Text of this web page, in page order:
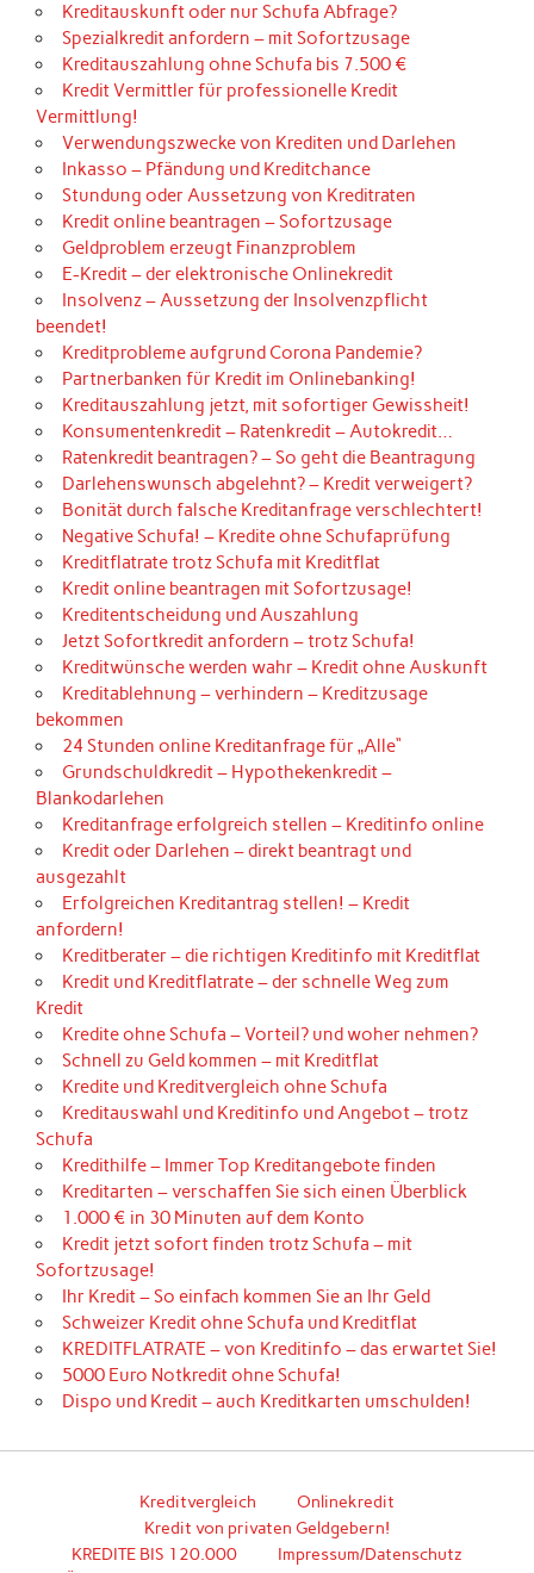
Kreditauskunft oder nur Schufa Abfrage?
Spezialkredit anfordern – mit Sofortzusage
Kreditauszahlung ohne Schufa bis 7.500 €
Kredit Vermittler für professionelle Kredit
Vermittlung!
Verwendungszwecke von Krediten und Darlehen
Inkasso – Pfändung und Kreditchance
Stundung oder Aussetzung von Kreditraten
Kredit online beantragen – Sofortzusage
Geldproblem erzeugt Finanzproblem
E-Kredit – der elektronische Onlinekredit
Insolvenz – Aussetzung der Insolvenzpflicht
beendet!
Kreditprobleme aufgrund Corona Pandemie?
Partnerbanken für Kredit im Onlinebanking!
Kreditauszahlung jetzt, mit sofortiger Gewissheit!
Konsumentenkredit – Ratenkredit – Autokredit…
Ratenkredit beantragen? – So geht die Beantragung
Darlehenswunsch abgelehnt? – Kredit verweigert?
Bonität durch falsche Kreditanfrage verschlechtert!
Negative Schufa! – Kredite ohne Schufaprüfung
Kreditflatrate trotz Schufa mit Kreditflat
Kredit online beantragen mit Sofortzusage!
Kreditentscheidung und Auszahlung
Jetzt Sofortkredit anfordern – trotz Schufa!
Kreditwünsche werden wahr – Kredit ohne Auskunft
Kreditablehnung – verhindern – Kreditzusage
bekommen
24 Stunden online Kreditanfrage für „Alle“
Grundschuldkredit – Hypothekenkredit –
Blankodarlehen
Kreditanfrage erfolgreich stellen – Kreditinfo online
Kredit oder Darlehen – direkt beantragt und
ausgezahlt
Erfolgreichen Kreditantrag stellen! – Kredit
anfordern!
Kreditberater – die richtigen Kreditinfo mit Kreditflat
Kredit und Kreditflatrate – der schnelle Weg zum
Kredit
Kredite ohne Schufa – Vorteil? und woher nehmen?
Schnell zu Geld kommen – mit Kreditflat
Kredite und Kreditvergleich ohne Schufa
Kreditauswahl und Kreditinfo und Angebot – trotz
Schufa
Kredithilfe – Immer Top Kreditangebote finden
Kreditarten – verschaffen Sie sich einen Überblick
1.000 € in 30 Minuten auf dem Konto
Kredit jetzt sofort finden trotz Schufa – mit
Sofortzusage!
Ihr Kredit – So einfach kommen Sie an Ihr Geld
Schweizer Kredit ohne Schufa und Kreditflat
KREDITFLATRATE – von Kreditinfo – das erwartet Sie!
5000 Euro Notkredit ohne Schufa!
Dispo und Kredit – auch Kreditkarten umschulden!
Kreditvergleich
Onlinekredit
Kredit von privaten Geldgebern!
KREDITE BIS 120.000
Impressum/Datenschutz